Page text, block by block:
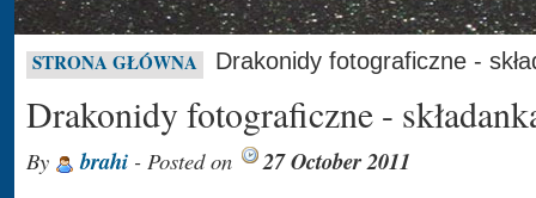
STRONA GŁÓWNA Drakonidy fotograficzne -
Drakonidy fotograficzne -
By brahi - Posted on 27 October 2011